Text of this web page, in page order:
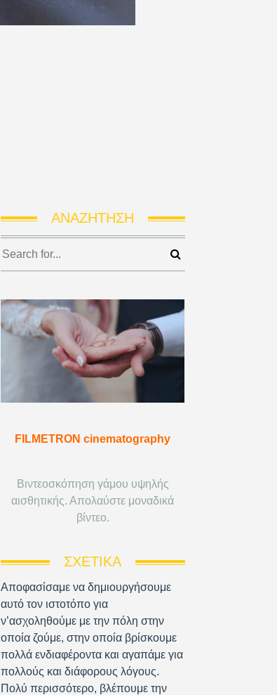
ΑΝΑΖΉΤΗΣΗ
FILMETRON cinematography
Βιντεοσκόπηση γάμου υψηλής
αισθητικής. Απολαύστε μοναδικά
βίντεο.
ΣΧΕΤΙΚΆ
Αποφασίσαμε να δημιουργήσουμε
αυτό τον ιστοτόπο για
ν’ασχοληθούμε με την πόλη στην
οποία ζούμε, στην οποία βρίσκουμε
πολλά ενδιαφέροντα και αγαπάμε για
πολλούς και διάφορους λόγους.
Πολύ περισσότερο, βλέπουμε την